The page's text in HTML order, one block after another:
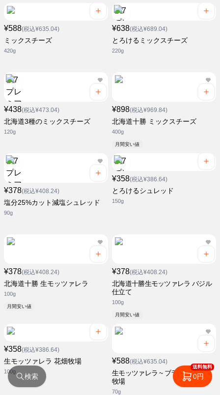
¥588(税込¥635.04)
ミックスチーズ
420g
¥638(税込¥689.04)
とろけるミックスチーズ
220g
¥438(税込¥473.04)
北海道3種のミックスチーズ
120g
¥898(税込¥969.84)
北海道十勝 ミックスチーズ
400g
月間安い値
¥378(税込¥408.24)
塩分25%カット減塩シュレッド
90g
¥358(税込¥386.64)
とろけるシュレッド
150g
¥378(税込¥408.24)
北海道十勝 生モッツァレラ
100g
月間安い値
¥378(税込¥408.24)
北海道十勝生モッツァレラ バジル
仕立て
100g
月間安い値
¥358(税込¥386.64)
生モッツァレラ 花畑牧場
100g
¥588(税込¥635.04)
生モッツァレラ ~ ブラータ ~ 花畑
牧場
70g
検索
送料無料
0円